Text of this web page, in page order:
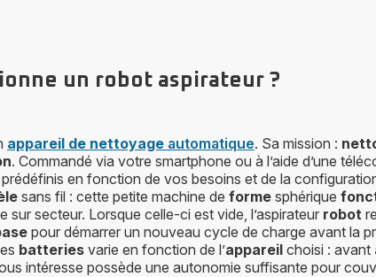
un robot aspirateur ?
appareil de nettoyage automatique. Sa mission :
. Commandé via votre smartphone ou à l’aide d’une
en fonction de vos besoins et de la
sans fil : cette petite machine de forme sphérique
sur secteur. Lorsque celle-ci est vide, l’aspirateur robot
pour démarrer un nouveau cycle de charge avant la
batteries varie en fonction de l’appareil choisi : avant
intéresse possède une autonomie suffisante pour